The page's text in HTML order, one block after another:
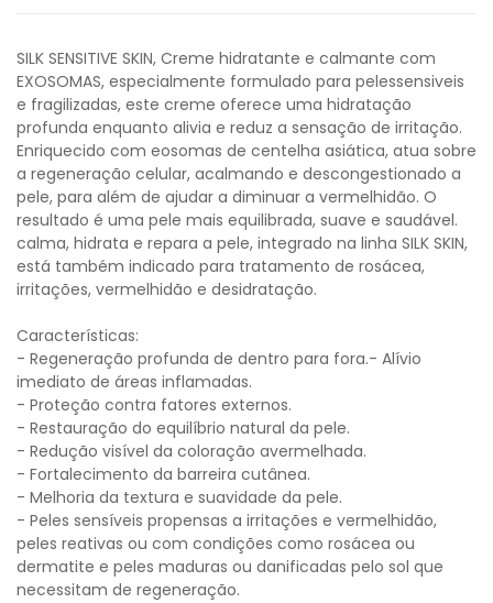
SILK SENSITIVE SKIN, Creme hidratante e calmante com
EXOSOMAS, especialmente formulado para pelessensiveis
e fragilizadas, este creme oferece uma hidratação
profunda enquanto alivia e reduz a sensação de irritação.
Enriquecido com eosomas de centelha asiática, atua sobre
a regeneração celular, acalmando e descongestionado a
pele, para além de ajudar a diminuar a vermelhidão. O
resultado é uma pele mais equilibrada, suave e saudável.
calma, hidrata e repara a pele, integrado na linha SILK SKIN,
está também indicado para tratamento de rosácea,
irritações, vermelhidão e desidratação.
Características:
- Regeneração profunda de dentro para fora.- Alívio
imediato de áreas inflamadas.
- Proteção contra fatores externos.
- Restauração do equilíbrio natural da pele.
- Redução visível da coloração avermelhada.
- Fortalecimento da barreira cutânea.
- Melhoria da textura e suavidade da pele.
- Peles sensíveis propensas a irritações e vermelhidão,
peles reativas ou com condições como rosácea ou
dermatite e peles maduras ou danificadas pelo sol que
necessitam de regeneração.